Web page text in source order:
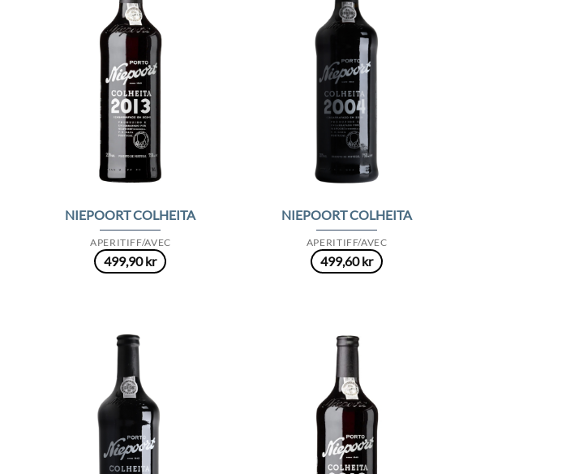
APERITIFF/AVEC
NIEPOORT COLHEITA
499,90kr
APERITIFF/AVEC
NIEPOORT COLHEITA
499,60kr